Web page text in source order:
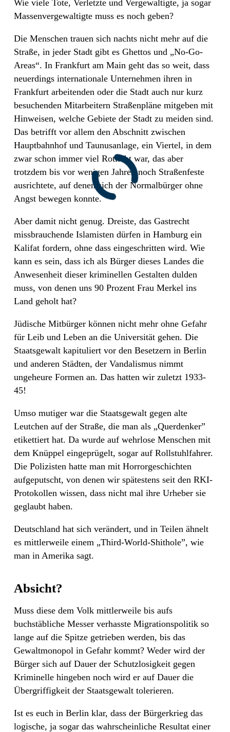
Wie viele Tote, Verletzte und Vergewaltigte, ja sogar
Massenvergewaltigte muss es noch geben?
Die Menschen trauen sich nachts nicht mehr auf die
Straße, in jeder Stadt gibt es Ghettos und „No-Go-
Areas“. In Frankfurt am Main geht das so weit, dass
neuerdings internationale Unternehmen ihren in
Frankfurt arbeitenden oder die Stadt auch nur kurz
besuchenden Mitarbeitern Straßenpläne mitgeben mit
Hinweisen, welche Gebiete der Stadt zu meiden sind.
Das betrifft vor allem den Abschnitt zwischen
Hauptbahnhof und Taunusanlage, ein Viertel, in dem
zwar schon immer viel Rotlicht war, das aber
trotzdem bis vor wenigen Jahren noch Straßenfeste
ausrichtete, auf denen sich der Normalbürger ohne
Angst bewegen konnte.
Aber damit nicht genug. Dreiste, das Gastrecht
missbrauchende Islamisten dürfen in Hamburg ein
Kalifat fordern, ohne dass eingeschritten wird. Wie
kann es sein, dass ich als Bürger dieses Landes die
Anwesenheit dieser kriminellen Gestalten dulden
muss, von denen uns 90 Prozent Frau Merkel ins
Land geholt hat?
Jüdische Mitbürger können nicht mehr ohne Gefahr
für Leib und Leben an die Universität gehen. Die
Staatsgewalt kapituliert vor den Besetzern in Berlin
und anderen Städten, der Vandalismus nimmt
ungeheure Formen an. Das hatten wir zuletzt 1933-
45!
Umso mutiger war die Staatsgewalt gegen alte
Leutchen auf der Straße, die man als „Querdenker”
etikettiert hat. Da wurde auf wehrlose Menschen mit
dem Knüppel eingeprügelt, sogar auf Rollstuhlfahrer.
Die Polizisten hatte man mit Horrorgeschichten
aufgeputscht, von denen wir spätestens seit den RKI-
Protokollen wissen, dass nicht mal ihre Urheber sie
geglaubt haben.
Deutschland hat sich verändert, und in Teilen ähnelt
es mittlerweile einem „Third-World-Shithole”, wie
man in Amerika sagt.
Absicht?
Muss diese dem Volk mittlerweile bis aufs
buchstäbliche Messer verhasste Migrationspolitik so
lange auf die Spitze getrieben werden, bis das
Gewaltmonopol in Gefahr kommt? Weder wird der
Bürger sich auf Dauer der Schutzlosigkeit gegen
Kriminelle hingeben noch wird er auf Dauer die
Übergriffigkeit der Staatsgewalt tolerieren.
Ist es euch in Berlin klar, dass der Bürgerkrieg das
logische, ja sogar das wahrscheinliche Resultat einer